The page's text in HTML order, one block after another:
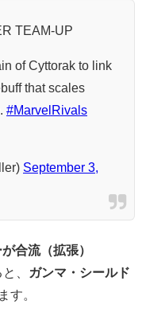
TEAM-UP
of Cyttorak to link
that scales
#MarvelRivals
September 3,
合流（拡張）
、
ガンマ・シールド
す。